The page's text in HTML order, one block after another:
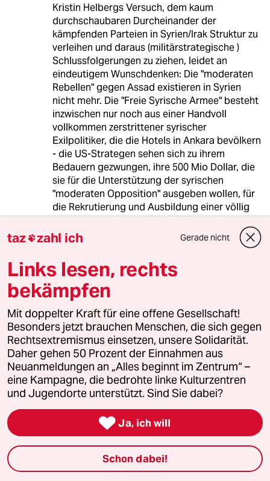
Kristin Helbergs Versuch, dem kaum
durchschaubaren Durcheinander der
kämpfenden Parteien in Syrien/Irak Struktur zu
verleihen und daraus (militärstrategische )
Schlussfolgerungen zu ziehen, leidet an
eindeutigem Wunschdenken: Die "moderaten
Rebellen" gegen Assad existieren in Syrien
nicht mehr. Die "Freie Syrische Armee" besteht
inzwischen nur noch aus einer Handvoll
vollkommen zerstrittener syrischer
Exilpolitiker, die die Hotels in Ankara bevölkern
- die US-Strategen sehen sich zu ihrem
Bedauern gezwungen, ihre 500 Mio Dollar, die
sie für die Unterstützung der syrischen
"moderaten Opposition" ausgeben wollen, für
die Rekrutierung und Ausbildung einer völlig
neuen Truppe in der Türkei, in S-Arabien und
Jordanien auszugeben - es wird immer toller:
Noch eine fremdgesteuerte
Bürgerkriegstruppe auf syrischem Boden....ein
toller Friedensplan...
S simon23
23.10.2014 ,16:55 Uhr
Was Frau Helberg einfach nicht wahrhaben will,
ist:
Wenn die Luftangriffe mit dem, was man so
FSA nennt, abgesprochen werden, dann
Es handelt sich hier nicht um irgendwelche
solide von einander zu trennenden Gruppen,
die Grenzen sind fließend.
taz zahl ich Gerade nicht
Links lesen, rechts
bekämpfen
Mit doppelter Kraft für eine offene Gesellschaft!
Besonders jetzt brauchen Menschen, die sich gegen
Rechtsextremismus einsetzen, unsere Solidarität.
Daher gehen 50 Prozent der Einnahmen aus
Neuanmeldungen an „Alles beginnt im Zentrum“ –
eine Kampagne, die bedrohte linke Kulturzentren
und Jugendorte unterstützt. Sind Sie dabei?
 Ja, ich will
Schon dabei!